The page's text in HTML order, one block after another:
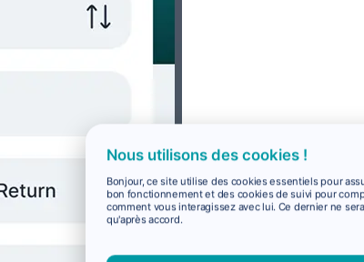
Nous utilisons des cookies !
Bonjour, ce site utilise des cookies essentiels pour
bon fonctionnement et des cookies de suivi pour
comment vous interagissez avec lui. Ce dernier ne
qu'après accord.